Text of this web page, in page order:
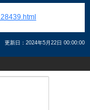
更新日：2024年5月22日 00:00:00